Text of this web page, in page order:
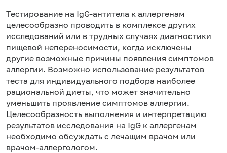
Тестирование на IgG-антитела к аллергенам
целесообразно проводить в комплексе других
исследований или в трудных случаях диагностики
пищевой непереносимости, когда исключены
другие возможные причины появления симптомов
аллергии. Возможно использование результатов
теста для индивидуального подбора наиболее
рациональной диеты, что может значительно
уменьшить проявление симптомов аллергии.
Целесообразность выполнения и интерпретацию
результатов исследования на IgG к аллергенам
необходимо обсуждать с лечащим врачом или
врачом-аллергологом.